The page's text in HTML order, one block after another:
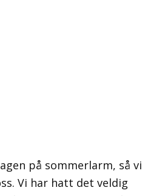
på sommerlarm, så vi
Vi har hatt det veldig